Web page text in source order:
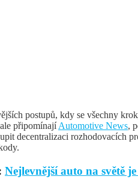
postupů, kdy se všechny
připomínajíAutomotive News,
decentralizaci rozhodovacích
Nejlevnější auto na světě